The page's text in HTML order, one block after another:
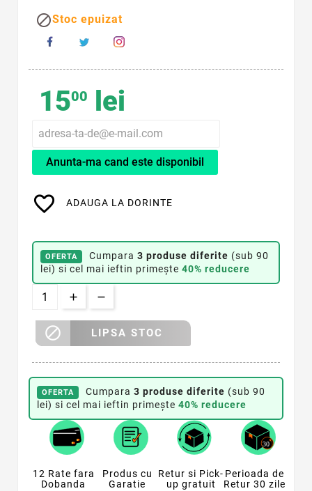
Stoc epuizat
1500 lei
Anunta-ma cand este disponibil
favorite_border ADAUGA LA DORINTE
OFERTA Cumpara 3 produse diferite (sub 90
lei) si cel mai ieftin primește 40% reducere
 LIPSA STOC
OFERTA Cumpara 3 produse diferite (sub 90
lei) si cel mai ieftin primește 40% reducere
12 Rate fara
Dobanda
Produs cu
Garatie
Retur si Pick-
up gratuit
Perioada de
Retur 30 zile